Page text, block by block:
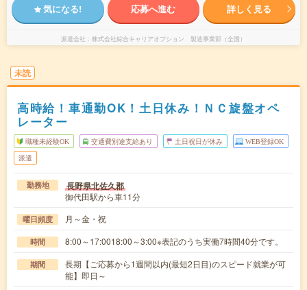
気になる! 応募へ進む 詳しく見る
派遣会社 株式会社綜合キャリアオプション 製造事業部（全国）
未読
高時給！車通勤OK！土日休み！ＮＣ旋盤オペ
レーター
職種未経験OK 交通費別途支給あり 土日祝日が休み WEB登録OK
派遣
勤務地 長野県北佐久郡
御代田駅から車11分
曜日頻度 月～金・祝
時間 8:00～17:0018:00～3:00※表記のうち実働7時間40分です。
期間
長期【ご応募から1週間以内(最短2日目)のスピード就業が可
能】即日～